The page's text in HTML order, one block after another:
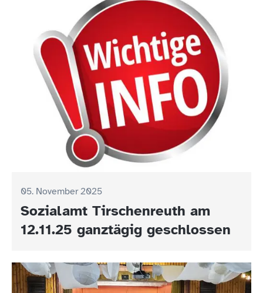
05. November 2025
Sozialamt Tirschenreuth am
12.11.25 ganztägig geschlossen